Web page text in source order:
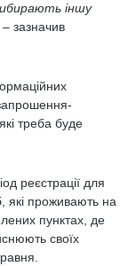
іншу
– зазначив
треба буде
реєстрації для
які проживають на
пунктах, де
своїх